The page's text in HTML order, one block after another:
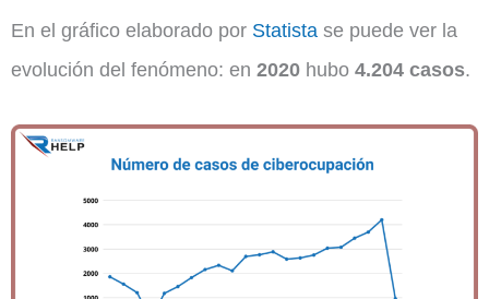
En el gráfico elaborado por Statista se puede ver la
evolución del fenómeno: en 2020 hubo 4.204 casos.